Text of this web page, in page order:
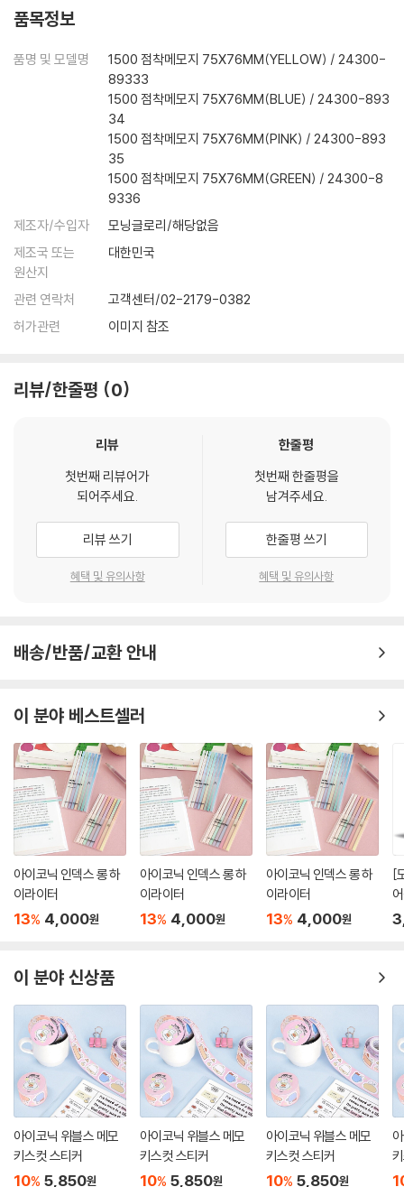
품목정보
품명 및 모델명
1500 점착메모지 75X76MM(YELLOW) / 24300-
89333
1500 점착메모지 75X76MM(BLUE) / 24300-893
34
1500 점착메모지 75X76MM(PINK) / 24300-893
35
1500 점착메모지 75X76MM(GREEN) / 24300-8
9336
제조자/수입자
모닝글로리/해당없음
제조국 또는
원산지
대한민국
관련 연락처
고객센터/02-2179-0382
허가관련
이미지 참조
리뷰/한줄평 0
리뷰
첫번째 리뷰어가
되어주세요.
리뷰 쓰기
혜택 및 유의사항
한줄평
첫번째 한줄평을
남겨주세요.
한줄평 쓰기
혜택 및 유의사항
배송/반품/교환 안내
이 분야 베스트셀러
아이코닉 인덱스 롱 하
이라이터
13% 4,000원
아이코닉 인덱스 롱 하
이라이터
13% 4,000원
아이코닉 인덱스 롱 하
이라이터
13% 4,000원
[
이 분야 신상품
아이코닉 위블스 메모
키스컷 스티커
10% 5,850원
아이코닉 위블스 메모
키스컷 스티커
10% 5,850원
아이코닉 위블스 메모
키스컷 스티커
10% 5,850원